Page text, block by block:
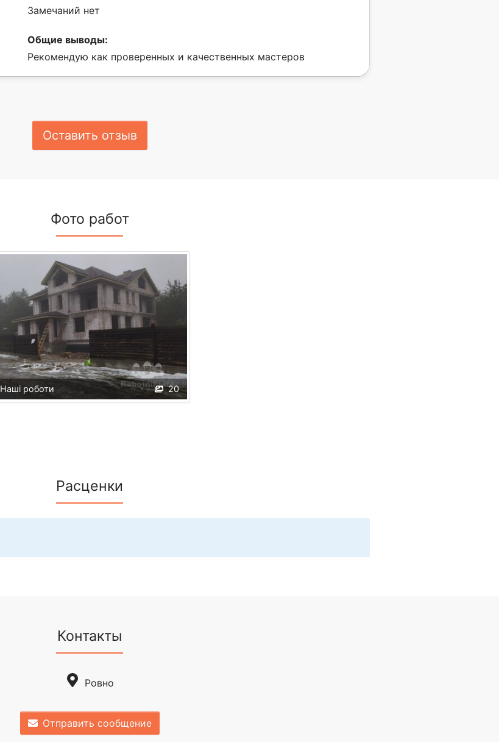
Замечаний нет
Общие выводы:
Рекомендую как проверенных и качественных мастеров
Оставить отзыв
Фото работ
20
Наші роботи
Расценки
Контакты
Ровно
Отправить сообщение